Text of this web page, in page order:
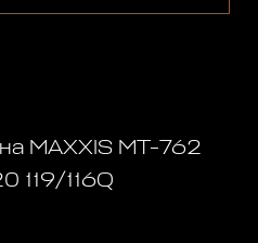
MAXXIS MT-762
119/116Q